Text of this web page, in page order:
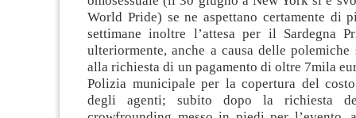
World Pride) se ne aspettano certamente di
settimane inoltre l’attesa per il Sardegna
ulteriormente, anche a causa delle
alla richiesta di un pagamento di oltre 7mila
Polizia municipale per la copertura del
degli agenti; subito dopo la richiesta